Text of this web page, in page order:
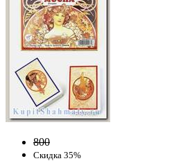
800
Скидка 35%